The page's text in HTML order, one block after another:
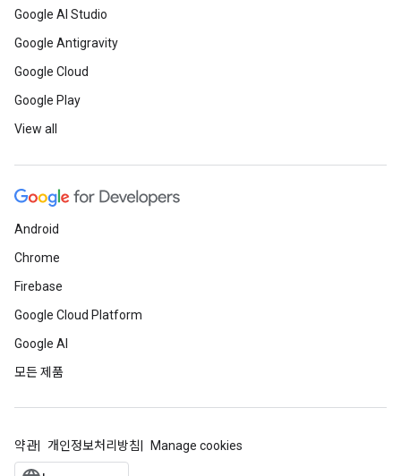
Google AI Studio
Google Antigravity
Google Cloud
Google Play
View all
Android
Chrome
Firebase
Google Cloud Platform
Google AI
모든 제품
약관 개인정보처리방침 Manage cookies